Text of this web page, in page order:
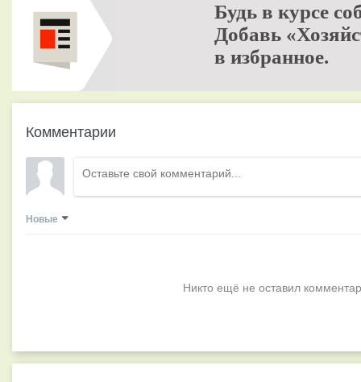
Будь в курсе
Добавь
в избранное.
Комментарии
Новые
Никто ещё не оставил